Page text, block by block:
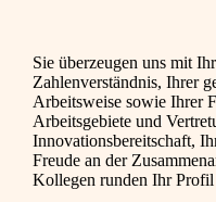
Sie überzeugen uns mit
Zahlenverständnis, Ihrer
Arbeitsweise sowie Ihrer
Arbeitsgebiete und
Innovationsbereitschaft,
Freude an der
Kollegen runden Ihr Profil